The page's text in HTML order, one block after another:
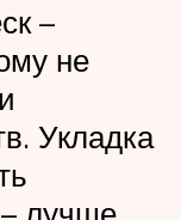
–
не
Укладка